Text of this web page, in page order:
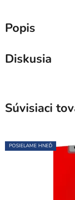
Popis
Diskusia
Súvisiaci
POSIELAME HNEĎ